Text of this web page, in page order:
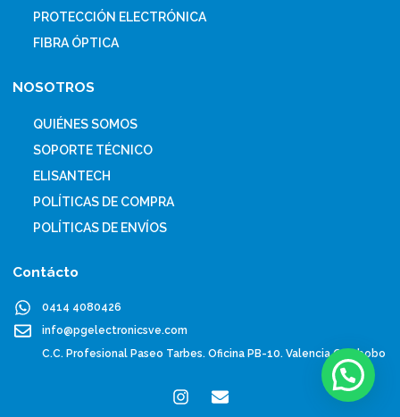
PROTECCIÓN ELECTRÓNICA
FIBRA ÓPTICA
NOSOTROS
QUIÉNES SOMOS
SOPORTE TÉCNICO
ELISANTECH
POLÍTICAS DE COMPRA
POLÍTICAS DE ENVÍOS
Contácto
0414 4080426
info@pgelectronicsve.com
C.C. Profesional Paseo Tarbes. Oficina PB-10. Valencia Carabobo